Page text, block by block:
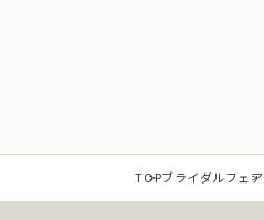
TOPブライダルフェア